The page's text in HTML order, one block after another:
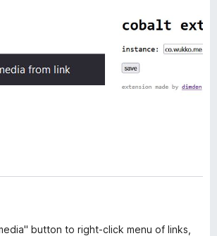
button to right-click menu of links,